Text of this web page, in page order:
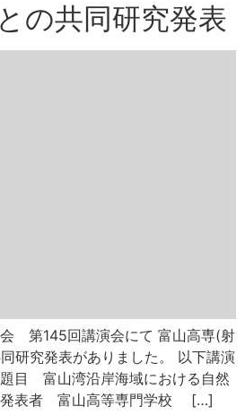
の共同研究発表
第145回講演会にて 富山高専(射
研究発表がありました。 以下講演
目 富山湾沿岸海域における自然
発表者 富山高等専門学校 […]